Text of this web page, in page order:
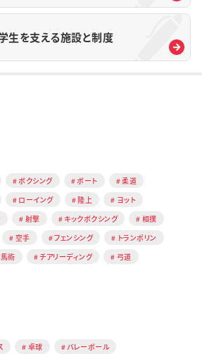
生を支える施設と制度
ボクシング ボート
柔道
ローイング 陸上
ヨット
射撃 キックボクシング
相撲
空手 フェンシング
トランポリン
馬術 チアリーディング
弓道
卓球
バレーボール